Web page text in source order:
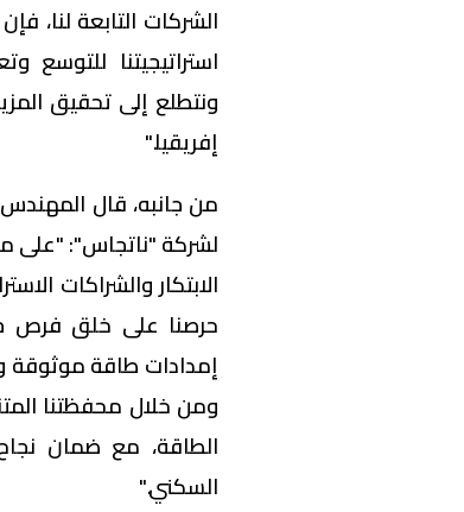
الشركات التابعة لنا،
استراتيجيتنا للتوسع
ونتطلع إلى تحقيق
إفريقيا."
من جانبه، قال
الابتكار والشراكات
حرصنا على خلق فرص
إمدادات طاقة موثوقة
ومن خلال محفظتنا
الطاقة، مع ضمان
السكني."